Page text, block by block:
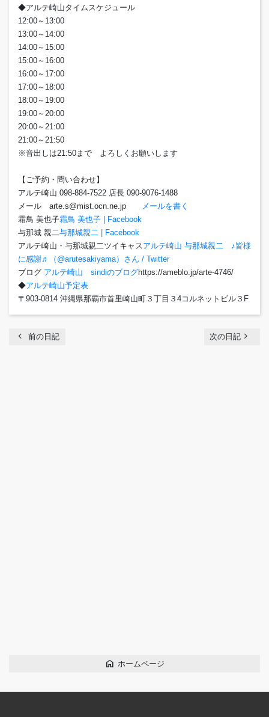
◆アルテ崎山タイムスケジュール
12:00～13:00
13:00～14:00
14:00～15:00
15:00～16:00
16:00～17:00
17:00～18:00
18:00～19:00
19:00～20:00
20:00～21:00
21:00～21:50
※音出しは21:50まで よろしくお願いします
【ご予約・問い合わせ】
アルテ崎山 098-884-7522 店長 090-9076-1488
メール arte.s@mist.ocn.ne.jp
メールを書く
霜鳥 美也子霜鳥 美也子 | Facebook
与那城 親二与那城親二 | Facebook
アルテ崎山・与那城親二ツイキャスアルテ崎山 与那城親二 ♪皆様
に感謝♬（@arutesakiyama）さん / Twitter
ブログ アルテ崎山 sindiのブログhttps://ameblo.jp/arte-4746/
◆アルテ崎山予定表
〒903-0814 沖縄県那覇市首里崎山町３丁目３4コルネットビル３F
chevron_left 前の日記 次の日記 navigate_next
home ホームページ